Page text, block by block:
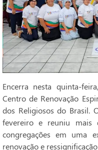
Encerra nesta quinta-
Centro de Renovação
dos Religiosos do Brasil.
fevereiro e reuniu mais
congregações em uma
renovação e